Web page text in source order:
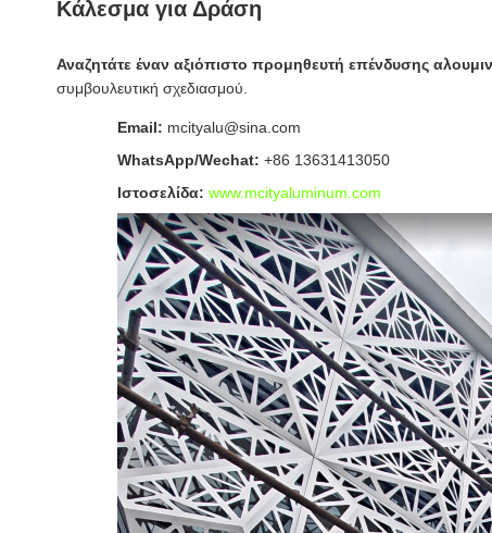
Κάλεσμα για Δράση
Αναζητάτε έναν αξιόπιστο προμηθευτή επένδυσης
συμβουλευτική σχεδιασμού.
Email: mcityalu@sina.com
WhatsApp/Wechat: +86 13631413050
Ιστοσελίδα: www.mcityaluminum.com